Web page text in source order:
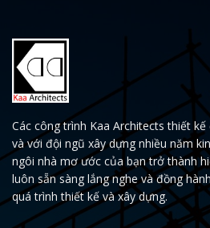
Các công trình Kaa Architects thiết
và với đội ngũ xây dựng nhiều năm
ngôi nhà mơ ước của bạn trở thành
luôn sẵn sàng lắng nghe và đồng
quá trình thiết kế và xây dựng.